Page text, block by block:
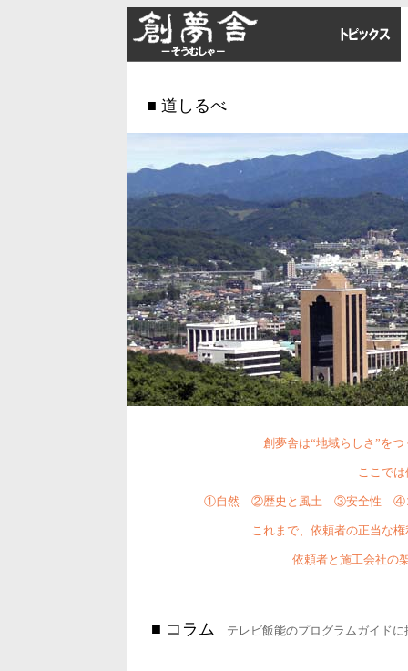
■ 道しるべ
創夢舎は“地域らしさ”を
ここで
①自然 ②歴史と風土 ③安全性 ④コ
これまで、依頼者の正当な
依頼者と施工会社の
■ コラム テレビ飯能のプログラムガイド